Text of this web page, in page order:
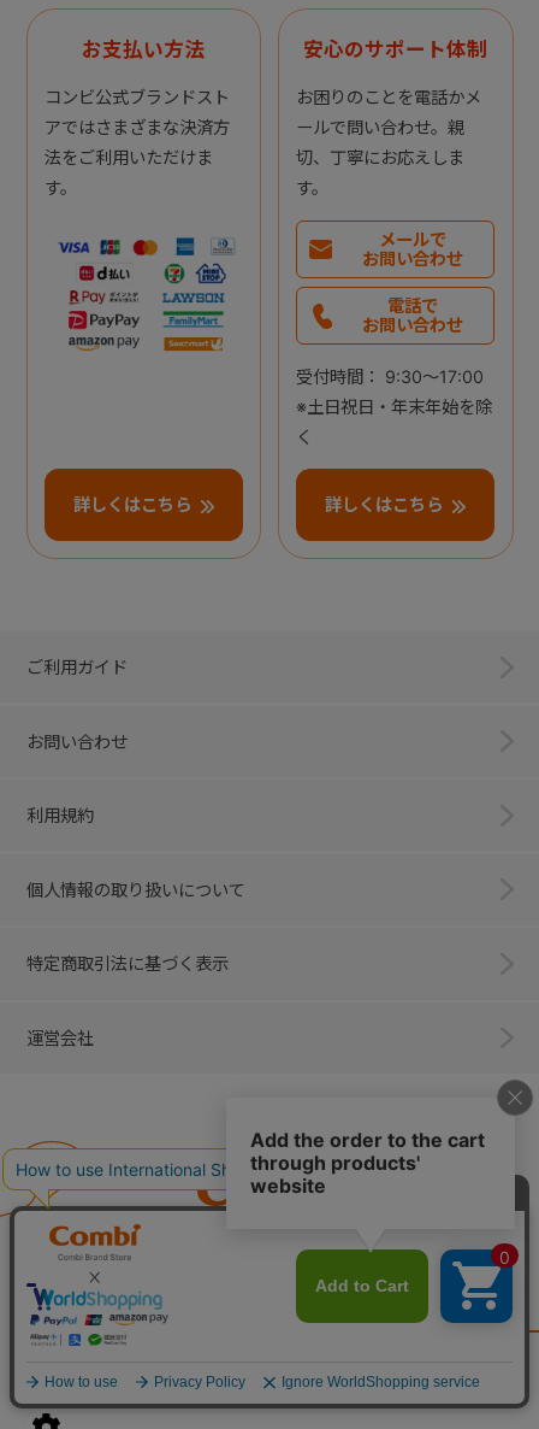
お支払い方法
コンビ公式ブランドスト
アではさまざまな決済方
法をご利用いただけま
す。
詳しくはこちら
安心のサポート体制
お困りのことを電話かメ
ールで問い合わせ。親
切、丁寧にお応えしま
す。
メールで
お問い合わせ
電話で
お問い合わせ
受付時間： 9:30～17:00
※土日祝日・年末年始を除
く
詳しくはこちら
ご利用ガイド
お問い合わせ
利用規約
個人情報の取り扱いについて
特定商取引法に基づく表示
運営会社
子育てに、イノベーションを。
ベビー用品のコンビ株式会社
All Right Reserved. Copyright © Combi Corporation.